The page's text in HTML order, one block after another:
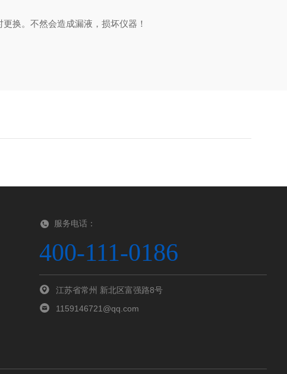
换。不然会造成漏液，损坏仪器！
服务电话：
400-111-0186
江苏省常州 新北区富强路8号
1159146721@qq.com